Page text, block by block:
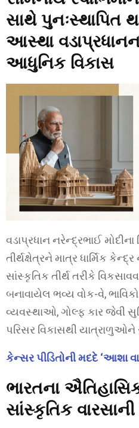
સાથે પુનઃસ્થાપિત
આસ્થા
આધુનિક વિકાસ
વડાપ્રધાન નરેન્દ્રભાઈ
તીર્થક્ષેત્રને માત્ર ધાર્મિક
સાંસ્કૃતિક તીર્થ તરીકે
બનાવાયેલ ભવ્ય વોક-વે,
વ્યવસ્થાઓ, ગોલ્ફ કાર જેવી
પરિસર વિકાસથી
કેન્સર પીડિતોની મદદે ‘આશા
ભારતના
સાંસ્કૃતિક